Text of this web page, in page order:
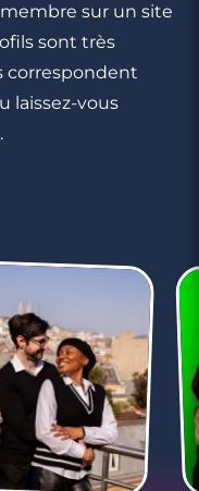
sur un site
sont très
correspondent
laissez-vous